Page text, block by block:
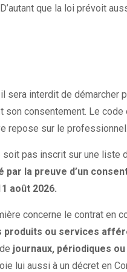
que la loi prévoit
sera interdit de démarcher
son consentement. Le
repose sur le
pas inscrit sur une liste
la preuve d’un
août 2026.
concerne le contrat en
ou services
journaux, périodiques
lui aussi à un décret en